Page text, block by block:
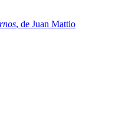
, de Juan Mattio